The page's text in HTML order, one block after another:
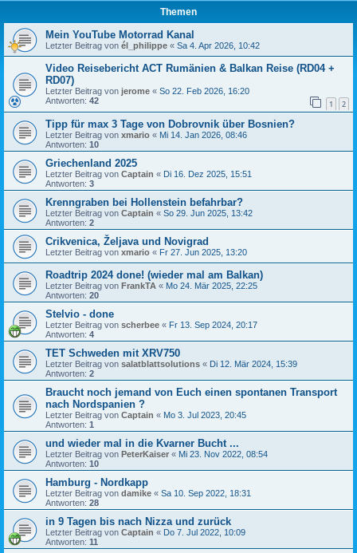
Themen
Mein YouTube Motorrad Kanal
Letzter Beitrag von él_philippe « Sa 4. Apr 2026, 10:42
Video Reisebericht ACT Rumänien & Balkan Reise (RD04 +
RD07)
Letzter Beitrag von jerome « So 22. Feb 2026, 16:20
Antworten: 42 1 2
Tipp für max 3 Tage von Dobrovnik über Bosnien?
Letzter Beitrag von xmario « Mi 14. Jan 2026, 08:46
Antworten: 10
Griechenland 2025
Letzter Beitrag von Captain « Di 16. Dez 2025, 15:51
Antworten: 3
Krenngraben bei Hollenstein befahrbar?
Letzter Beitrag von Captain « So 29. Jun 2025, 13:42
Antworten: 2
Crikvenica, Željava und Novigrad
Letzter Beitrag von xmario « Fr 27. Jun 2025, 13:20
Roadtrip 2024 done! (wieder mal am Balkan)
Letzter Beitrag von FrankTA « Mo 24. Mär 2025, 22:25
Antworten: 20
Stelvio - done
Letzter Beitrag von scherbee « Fr 13. Sep 2024, 20:17
Antworten: 4
TET Schweden mit XRV750
Letzter Beitrag von salatblattsolutions « Di 12. Mär 2024, 15:39
Antworten: 2
Braucht noch jemand von Euch einen spontanen Transport
nach Nordspanien ?
Letzter Beitrag von Captain « Mo 3. Jul 2023, 20:45
Antworten: 1
und wieder mal in die Kvarner Bucht ...
Letzter Beitrag von PeterKaiser « Mi 23. Nov 2022, 08:54
Antworten: 10
Hamburg - Nordkapp
Letzter Beitrag von damike « Sa 10. Sep 2022, 18:31
Antworten: 28
in 9 Tagen bis nach Nizza und zurück
Letzter Beitrag von Captain « Do 7. Jul 2022, 10:09
Antworten: 11